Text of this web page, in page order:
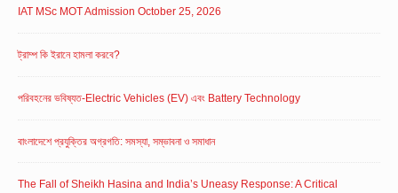
IAT MSc MOT Admission October 25, 2026
ট্রাম্প কি ইরানে হামলা করবে?
পরিবহনের ভবিষ্যত-Electric Vehicles (EV) এবং Battery Technology
বাংলাদেশে প্রযুক্তির অগ্রগতি: সমস্যা, সম্ভাবনা ও সমাধান
The Fall of Sheikh Hasina and India’s Uneasy Response: A Critical